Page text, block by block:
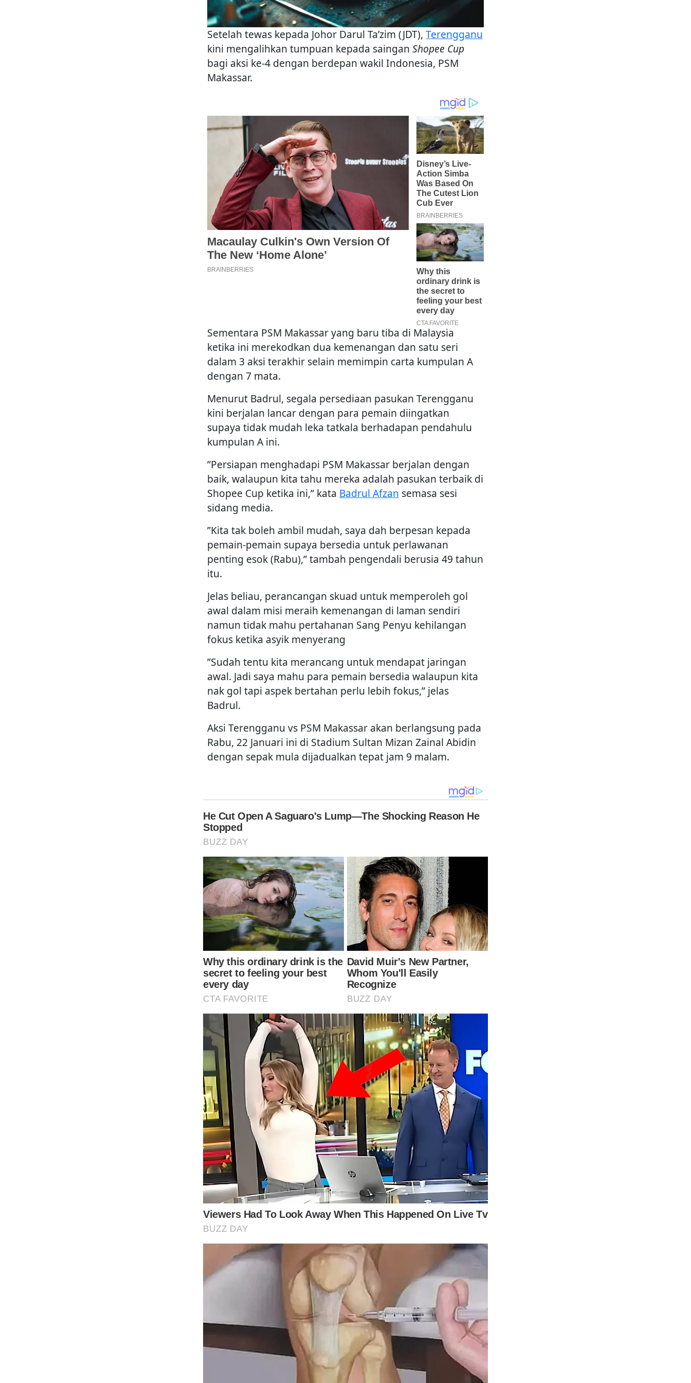
Setelah tewas kepada Johor Darul Ta’zim (JDT), Terengganu
kini mengalihkan tumpuan kepada saingan Shopee Cup
bagi aksi ke-4 dengan berdepan wakil Indonesia, PSM
Makassar.
Sementara PSM Makassar yang baru tiba di Malaysia
ketika ini merekodkan dua kemenangan dan satu seri
dalam 3 aksi terakhir selain memimpin carta kumpulan A
dengan 7 mata.
Menurut Badrul, segala persediaan pasukan Terengganu
kini berjalan lancar dengan para pemain diingatkan
supaya tidak mudah leka tatkala berhadapan pendahulu
kumpulan A ini.
”Persiapan menghadapi PSM Makassar berjalan dengan
baik, walaupun kita tahu mereka adalah pasukan terbaik di
Shopee Cup ketika ini,” kata Badrul Afzan semasa sesi
sidang media.
”Kita tak boleh ambil mudah, saya dah berpesan kepada
pemain-pemain supaya bersedia untuk perlawanan
penting esok (Rabu),” tambah pengendali berusia 49 tahun
itu.
Jelas beliau, perancangan skuad untuk memperoleh gol
awal dalam misi meraih kemenangan di laman sendiri
namun tidak mahu pertahanan Sang Penyu kehilangan
fokus ketika asyik menyerang
”Sudah tentu kita merancang untuk mendapat jaringan
awal. Jadi saya mahu para pemain bersedia walaupun kita
nak gol tapi aspek bertahan perlu lebih fokus,” jelas
Badrul.
Aksi Terengganu vs PSM Makassar akan berlangsung pada
Rabu, 22 Januari ini di Stadium Sultan Mizan Zainal Abidin
dengan sepak mula dijadualkan tepat jam 9 malam.